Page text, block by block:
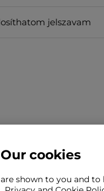
jelszavam
Our cookies
shown to you and